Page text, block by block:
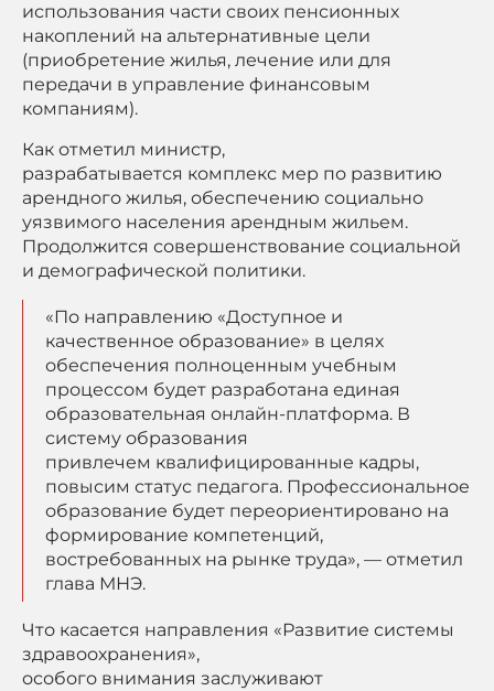
использования части своих пенсионных
накоплений на альтернативные цели
(приобретение жилья, лечение или для
передачи в управление финансовым
компаниям).
Как отметил министр,
разрабатывается комплекс мер по развитию
арендного жилья, обеспечению социально
уязвимого населения арендным жильем.
Продолжится совершенствование социальной
и демографической политики.
«По направлению «Доступное и
качественное образование» в целях
обеспечения полноценным учебным
процессом будет разработана единая
образовательная онлайн-платформа. В
систему образования
привлечем квалифицированные кадры,
повысим статус педагога. Профессиональное
образование будет переориентировано на
формирование компетенций,
востребованных на рынке труда», — отметил
глава МНЭ.
Что касается направления «Развитие системы
здравоохранения»,
особого внимания заслуживают